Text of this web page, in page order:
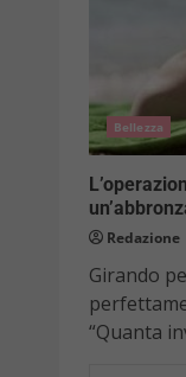
Bellezza
Redazione
Girando
“Quanta